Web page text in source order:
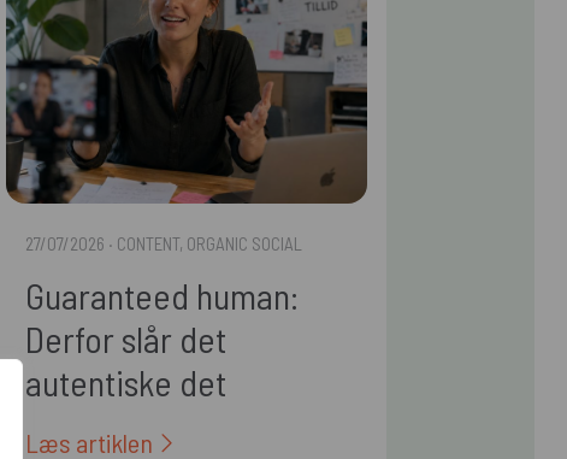
27/07/2026 · CONTENT, ORGANIC SOCIAL
Guaranteed human:
Derfor slår det
autentiske det
polerede i 2026
Læs artiklen